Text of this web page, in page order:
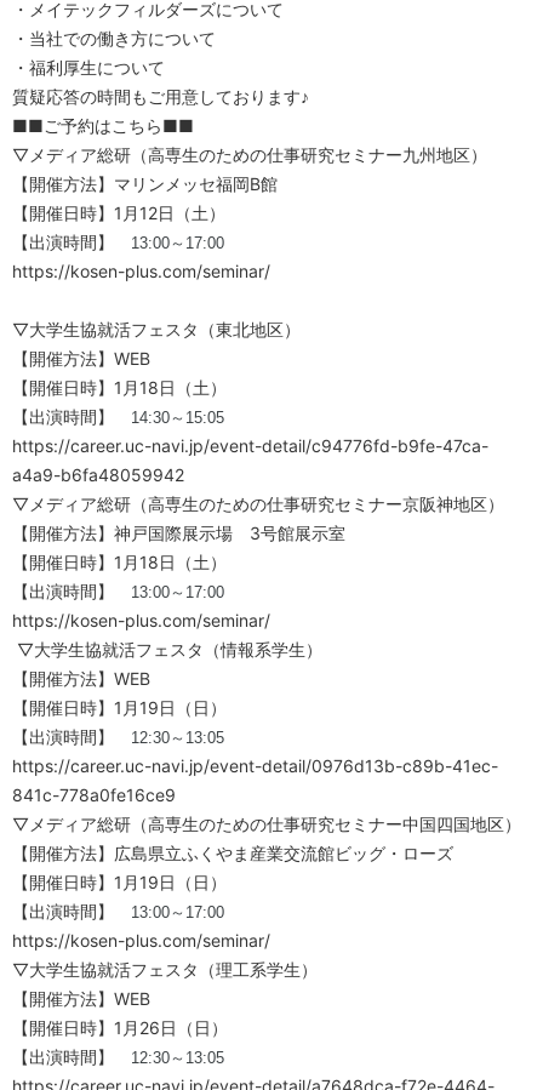
・メイテックフィルダーズについて
・当社での働き方について
・福利厚生について
質疑応答の時間もご用意しております♪
■■ご予約はこちら■■
▽メディア総研（高専生のための仕事研究セミナー九州地区）
【開催方法】マリンメッセ福岡B館
【開催日時】1月12日（土）
【出演時間】
13:00～17:00
https://kosen-plus.com/seminar/
▽大学生協就活フェスタ（東北地区）
【開催方法】WEB
【開催日時】1月18日（土）
【出演時間】
14:30～15:05
https://career.uc-navi.jp/event-detail/c94776fd-b9fe-47ca-
a4a9-b6fa48059942
▽メディア総研（高専生のための仕事研究セミナー京阪神地区）
【開催方法】神戸国際展示場 3号館展示室
【開催日時】1月18日（土）
【出演時間】
13:00～17:00
https://kosen-plus.com/seminar/
▽大学生協就活フェスタ（情報系学生）
【開催方法】WEB
【開催日時】1月19日（日）
【出演時間】
12:30～13:05
https://career.uc-navi.jp/event-detail/0976d13b-c89b-41ec-
841c-778a0fe16ce9
▽メディア総研（高専生のための仕事研究セミナー中国四国地区）
【開催方法】広島県立ふくやま産業交流館ビッグ・ローズ
【開催日時】1月19日（日）
【出演時間】
13:00～17:00
https://kosen-plus.com/seminar/
▽大学生協就活フェスタ（理工系学生）
【開催方法】WEB
【開催日時】1月26日（日）
【出演時間】
12:30～13:05